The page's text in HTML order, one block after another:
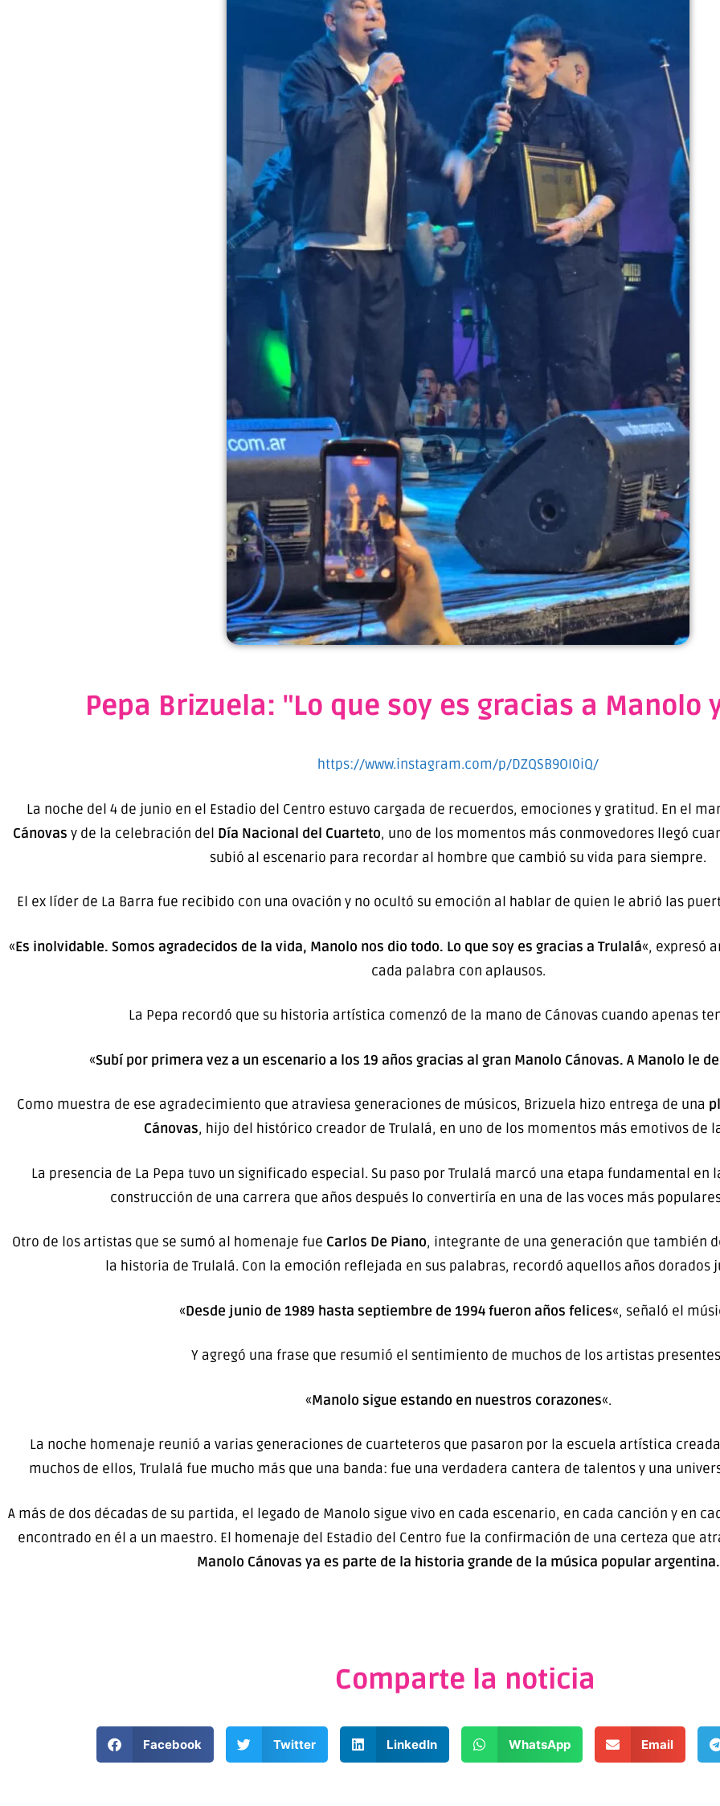
Pepa Brizuela: "Lo que soy es gracias a Manolo
https://www.instagram.com/p/DZQSB9OI0iQ/
La noche del 4 de junio en el Estadio del Centro estuvo cargada de recuerdos, emociones y gratitud. En el
Cánovas y de la celebración del Día Nacional del Cuarteto, uno de los momentos más conmovedores llegó
subió al escenario para recordar al hombre que cambió su vida para siempre.
El ex líder de La Barra fue recibido con una ovación y no ocultó su emoción al hablar de quien le abrió las
«Es inolvidable. Somos agradecidos de la vida, Manolo nos dio todo. Lo que soy es gracias a Trulalá«, expresó
cada palabra con aplausos.
La Pepa recordó que su historia artística comenzó de la mano de Cánovas cuando apenas
«Subí por primera vez a un escenario a los 19 años gracias al gran Manolo Cánovas. A Manolo le
Como muestra de ese agradecimiento que atraviesa generaciones de músicos, Brizuela hizo entrega de una
Cánovas, hijo del histórico creador de Trulalá, en uno de los momentos más emotivos de
La presencia de La Pepa tuvo un significado especial. Su paso por Trulalá marcó una etapa fundamental en
construcción de una carrera que años después lo convertiría en una de las voces más
Otro de los artistas que se sumó al homenaje fue Carlos De Piano, integrante de una generación que también
la historia de Trulalá. Con la emoción reflejada en sus palabras, recordó aquellos años dorados
«Desde junio de 1989 hasta septiembre de 1994 fueron años felices«, señaló el
Y agregó una frase que resumió el sentimiento de muchos de los artistas
«Manolo sigue estando en nuestros corazones«.
La noche homenaje reunió a varias generaciones de cuarteteros que pasaron por la escuela artística
muchos de ellos, Trulalá fue mucho más que una banda: fue una verdadera cantera de talentos y una
A más de dos décadas de su partida, el legado de Manolo sigue vivo en cada escenario, en cada canción y en
encontrado en él a un maestro. El homenaje del Estadio del Centro fue la confirmación de una certeza que
Manolo Cánovas ya es parte de la historia grande de la música popular argentina.
Comparte la noticia
Facebook Twitter LinkedIn WhatsApp Email